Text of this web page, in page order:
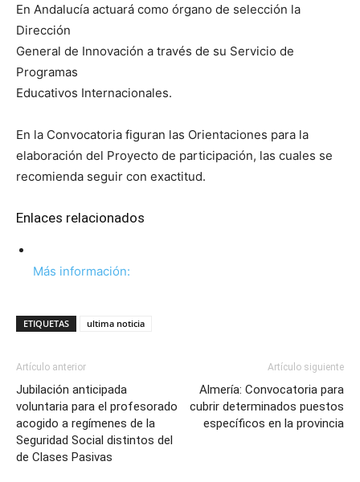
En Andalucía actuará como órgano de selección la
Dirección
General de Innovación a través de su Servicio de
Programas
Educativos Internacionales.
En la Convocatoria figuran las Orientaciones para la
elaboración del Proyecto de participación, las cuales se
recomienda seguir con exactitud.
Enlaces relacionados
Más información:
ETIQUETAS ultima noticia
Artículo anterior
Jubilación anticipada
voluntaria para el profesorado
acogido a regímenes de la
Seguridad Social distintos del
de Clases Pasivas
Artículo siguiente
Almería: Convocatoria para
cubrir determinados puestos
específicos en la provincia